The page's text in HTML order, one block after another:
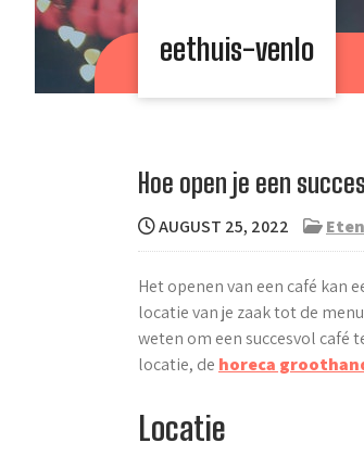
eethuis-venlo
Hoe open je een
AUGUST 25, 2022 Eten
Het openen van een café kan
locatie van je zaak tot de
weten om een succesvol café
locatie, de horeca
Locatie